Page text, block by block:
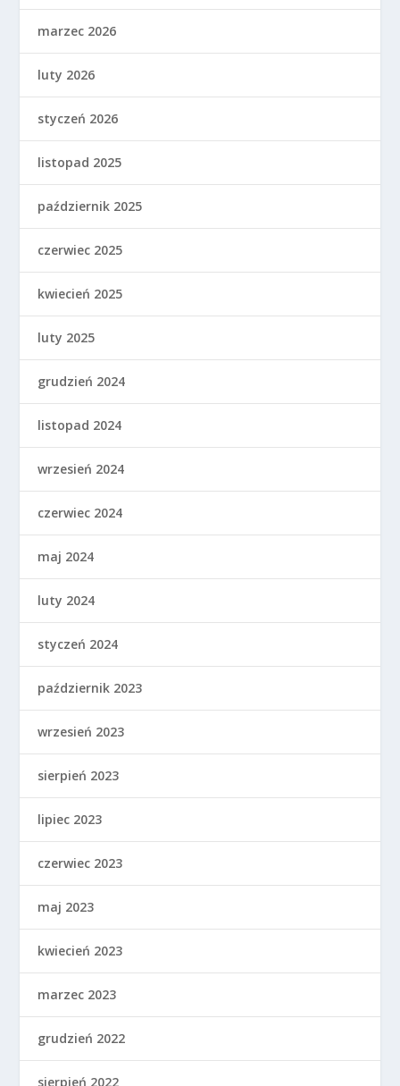
marzec 2026
luty 2026
styczeń 2026
listopad 2025
październik 2025
czerwiec 2025
kwiecień 2025
luty 2025
grudzień 2024
listopad 2024
wrzesień 2024
czerwiec 2024
maj 2024
luty 2024
styczeń 2024
październik 2023
wrzesień 2023
sierpień 2023
lipiec 2023
czerwiec 2023
maj 2023
kwiecień 2023
marzec 2023
grudzień 2022
sierpień 2022